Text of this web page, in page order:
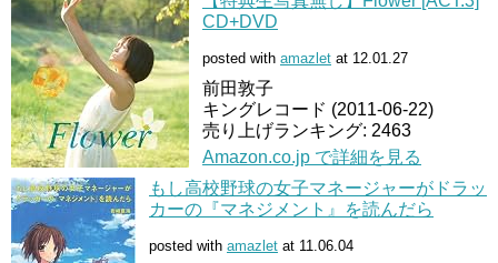
CD+DVD
posted with amazlet at 12.01.27
前田敦子
キングレコード (2011-06-22)
売り上げランキング: 2463
Amazon.co.jp で詳細を見る
もし高校野球の女子マネージャーがドラッ
カーの『マネジメント』を読んだら
posted with amazlet at 11.06.04